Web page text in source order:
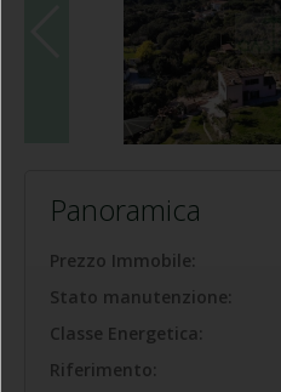
Panoramica
Prezzo Immobile:
Stato manutenzione:
Classe Energetica:
Riferimento: